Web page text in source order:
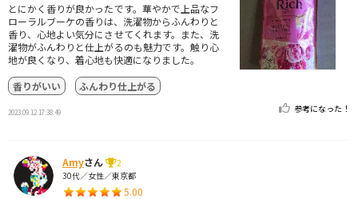
とにかく香りが良かったです。華やかで上品なフ
ローラルブーケの香りは、洗濯物からふんわりと
香り、心地よい気分にさせてくれます。また、洗
濯物がふんわりと仕上がるのも魅力です。触り心
地が良くなり、着心地も快適になりました。
香りがいい
ふんわり仕上がる
2023.09.12 17:38:49 参考になった！
Amyさん
2
30代／女性／東京都
5.00